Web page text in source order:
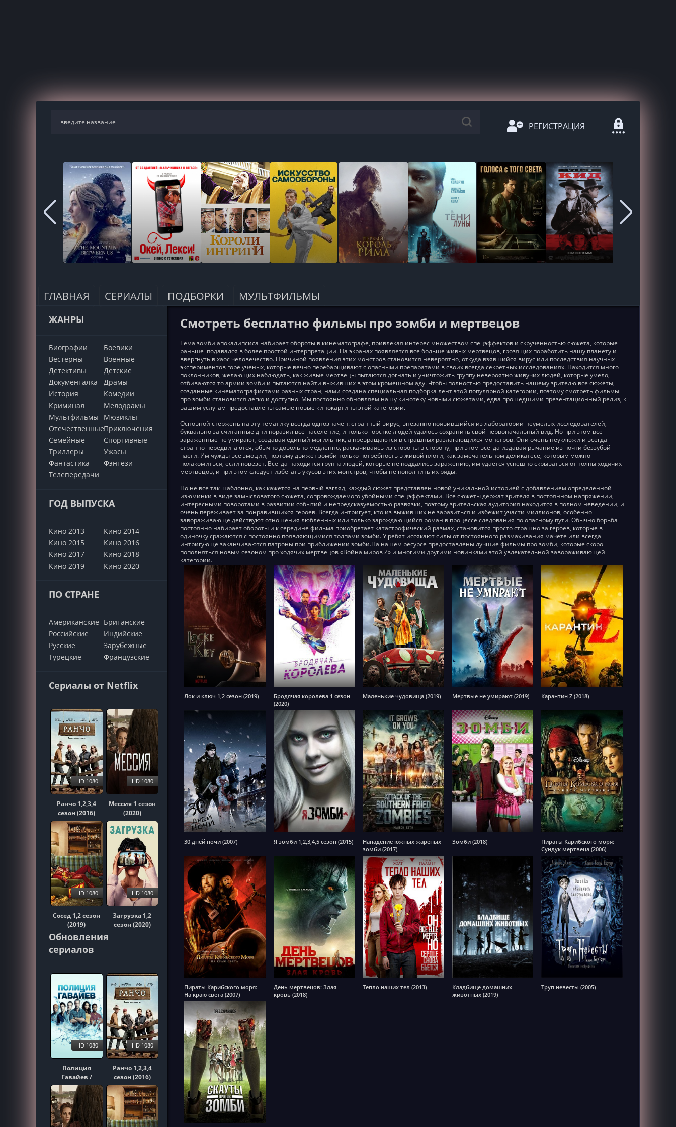
РЕГИСТРАЦИЯ
ГЛАВНАЯ СЕРИАЛЫ ПОДБОРКИ МУЛЬТФИЛЬМЫ
ЖАНРЫ
Биографии
Боевики
Вестерны
Военные
Детективы
Детские
Документалка
Драмы
История
Комедии
Криминал
Мелодрамы
Мультфильмы
Мюзиклы
ОтечественныеПриключения
Семейные
Cпортивные
Триллеры
Ужасы
Фантастика
Фэнтези
Телепередачи
ГОД ВЫПУСКА
Кино 2013
Кино 2014
Кино 2015
Кино 2016
Кино 2017
Кино 2018
Кино 2019
Кино 2020
ПО СТРАНЕ
Американские Британские
Российские
Индийские
Русские
Зарубежные
Турецкие
Французские
Сериалы от Netflix
Ранчо 1,2,3,4
сезон (2016)
HD 1080
Мессия 1 сезон
(2020)
HD 1080
Сосед 1,2 сезон
(2019)
HD 1080
Загрузка 1,2
сезон (2020)
HD 1080
Обновления
сериалов
Полиция
Гавайев /
Гавайи 5-0
1,2,3,4,5,6,7,8,9,10
сезон (2010)
HD 1080
Ранчо 1,2,3,4
сезон (2016)
HD 1080
Смотреть бесплатно фильмы про зомби и мертвецов
Тема зомби апокалипсиса набирает обороты в кинематографе, привлекая интерес множеством спецэффектов и скрученностью сюжета, которые
раньше подавался в более простой интерпретации. На экранах появляется все больше живых мертвецов, грозящих поработить нашу планету и
ввергнуть в хаос человечество. Причиной появления этих монстров становится невероятно, откуда взявшийся вирус или последствия научных
экспериментов горе ученых, которые вечно перебарщивают с опасными препаратами в своих всегда секретных исследованиях. Находится много
поклонников, желающих наблюдать, как живые мертвецы пытаются догнать и уничтожить группу невероятно живучих людей, которые умело,
отбиваются то армии зомби и пытаются найти выживших в этом кромешном аду. Чтобы полностью предоставить нашему зрителю все сюжеты,
созданные кинематографистами разных стран, нами создана специальная подборка лент этой популярной категории, поэтому смотреть фильмы
про зомби становится легко и доступно. Мы постоянно обновляем нашу кинотеку новыми сюжетами, едва прошедшими презентационный релиз, к
вашим услугам предоставлены самые новые кинокартины этой категории.
Основной стержень на эту тематику всегда однозначен: странный вирус, внезапно появившийся из лаборатории неумелых исследователей,
буквально за считанные дни поразил все население, и только горстке людей удалось сохранить свой первоначальный вид. Но при этом все
зараженные не умирают, создавая единый могильник, а превращаются в страшных разлагающихся монстров. Они очень неуклюжи и всегда
странно передвигаются, обычно довольно медленно, раскачиваясь из стороны в сторону, при этом всегда издавая рычание из почти беззубой
пасти. Им чужды все эмоции, поэтому движет зомби только потребность в живой плоти, как замечательном деликатесе, которым можно
полакомиться, если повезет. Всегда находится группа людей, которые не поддались заражению, им удается успешно скрываться от толпы ходячих
мертвецов, и при этом следует избегать укусов этих монстров, чтобы не пополнить их ряды.
Но не все так шаблонно, как кажется на первый взгляд, каждый сюжет представлен новой уникальной историей с добавлением определенной
изюминки в виде замысловатого сюжета, сопровождаемого убойными спецэффектами. Все сюжеты держат зрителя в постоянном напряжении,
интересными поворотами в развитии событий и непредсказуемостью развязки, поэтому зрительская аудитория находится в полном неведении, и
очень переживает за понравившихся героев. Всегда интригует, кто из выживших не заразиться и избежит участи миллионов, особенно
завораживающе действуют отношения любленных или только зарождающийся роман в процессе следования по опасному пути. Обычно борьба
постоянно набирает обороты и к середине фильма приобретает катастрофический размах, становится просто страшно за героев, которые в
одиночку сражаются с постоянно появляющимися толпами зомби. У ребят иссякают силы от постоянного размахивания мачете или всегда
интригующе заканчиваются патроны при приближении зомби.На нашем ресурсе предоставлены лучшие фильмы про зомби, которые скоро
пополняться новым сезоном про ходячих мертвецов «Война миров Z» и многими другими новинками этой увлекательной завораживающей
категории.
Лок и ключ 1,2 сезон (2019)
Бродячая королева 1 сезон
(2020)
Маленькие чудовища (2019) Мертвые не умирают (2019) Карантин Z (2018)
30 дней ночи (2007) Я зомби 1,2,3,4,5 сезон (2015)
Нападение южных жареных
зомби (2017)
Зомби (2018)
Пираты Карибского моря:
Сундук мертвеца (2006)
Пираты Карибского моря:
На краю света (2007)
День мертвецов: Злая
кровь (2018)
Тепло наших тел (2013)
Кладбище домашних
животных (2019)
Труп невесты (2005)